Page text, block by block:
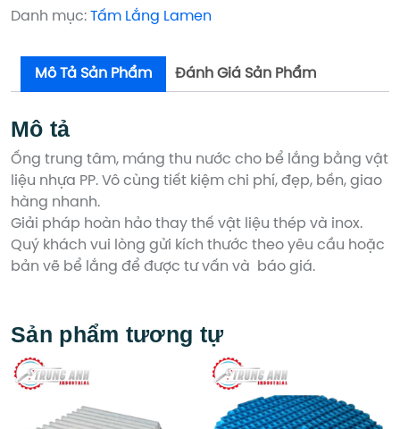
Danh mục: Tấm Lắng Lamen
Mô Tả Sản Phẩm Đánh Giá Sản Phẩm
Mô tả
Ống trung tâm, máng thu nước cho bể lắng bằng vật
liệu nhựa PP. Vô cùng tiết kiệm chi phí, đẹp, bền, giao
hàng nhanh.
Giải pháp hoàn hảo thay thế vật liệu thép và inox.
Quý khách vui lòng gửi kích thước theo yêu cầu hoặc
bản vẽ bể lắng để được tư vấn và báo giá.
Sản phẩm tương tự